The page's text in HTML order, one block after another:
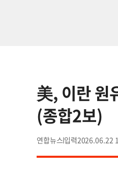
美, 이란 원
(종합2보)
연합뉴스 2026.06.22